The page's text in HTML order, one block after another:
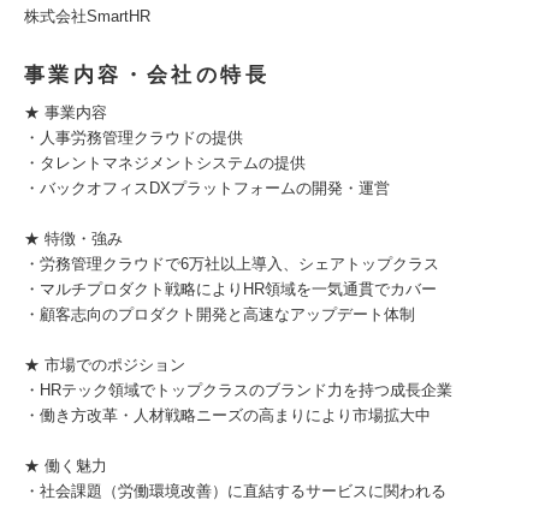
株式会社SmartHR
事業内容・会社の特長
★ 事業内容
・人事労務管理クラウドの提供
・タレントマネジメントシステムの提供
・バックオフィスDXプラットフォームの開発・運営
★ 特徴・強み
・労務管理クラウドで6万社以上導入、シェアトップクラス
・マルチプロダクト戦略によりHR領域を一気通貫でカバー
・顧客志向のプロダクト開発と高速なアップデート体制
★ 市場でのポジション
・HRテック領域でトップクラスのブランド力を持つ成長企業
・働き方改革・人材戦略ニーズの高まりにより市場拡大中
★ 働く魅力
・社会課題（労働環境改善）に直結するサービスに関われる